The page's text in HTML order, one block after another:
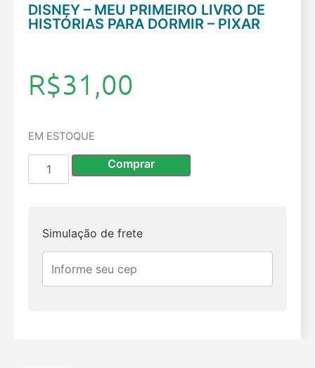
DISNEY – MEU PRIMEIRO LIVRO DE
HISTÓRIAS PARA DORMIR – PIXAR
R$31,00
EM ESTOQUE
Comprar
Simulação de frete